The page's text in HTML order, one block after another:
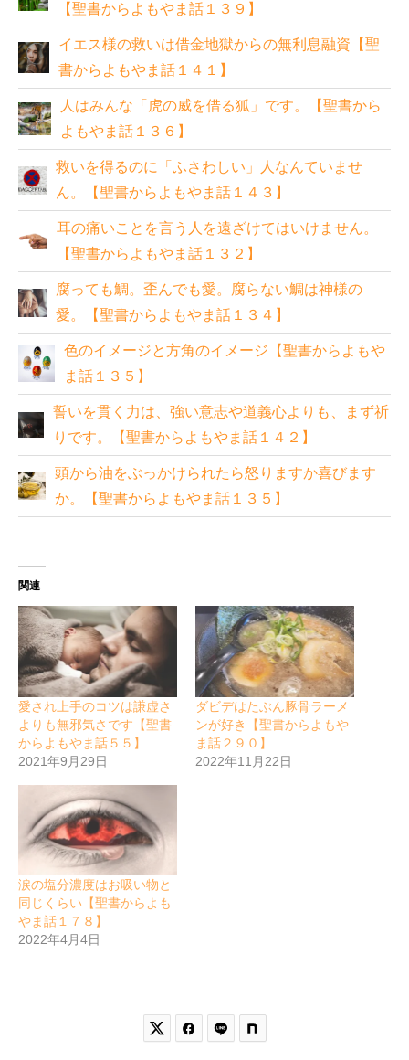
【聖書からよもやま話１３９】
イエス様の救いは借金地獄からの無利息融資【聖
書からよもやま話１４１】
人はみんな「虎の威を借る狐」です。【聖書から
よもやま話１３６】
救いを得るのに「ふさわしい」人なんていませ
ん。【聖書からよもやま話１４３】
耳の痛いことを言う人を遠ざけてはいけません。
【聖書からよもやま話１３２】
腐っても鯛。歪んでも愛。腐らない鯛は神様の
愛。【聖書からよもやま話１３４】
色のイメージと方角のイメージ【聖書からよもや
ま話１３５】
誓いを貫く力は、強い意志や道義心よりも、まず祈
りです。【聖書からよもやま話１４２】
頭から油をぶっかけられたら怒りますか喜びます
か。【聖書からよもやま話１３５】
関連
愛され上手のコツは謙虚さ
よりも無邪気さです【聖書
からよもやま話５５】
2021年9月29日
ダビデはたぶん豚骨ラーメ
ンが好き【聖書からよもや
ま話２９０】
2022年11月22日
涙の塩分濃度はお吸い物と
同じくらい【聖書からよも
やま話１７８】
2022年4月4日
 